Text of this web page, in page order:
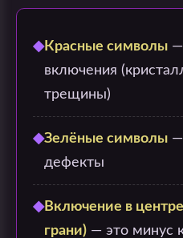
◆Красные символы —
включения
трещины)
◆Зелёные символы —
дефекты
◆Включение в
грани) — это минус